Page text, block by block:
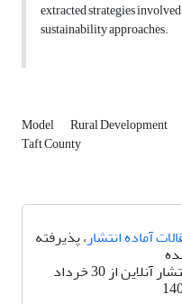
extracted strategies
sustainability approaches.
Model Rural Development
Taft County
آماده انتشار، پذیرفته
انتشار آنلاین از 30 خرداد